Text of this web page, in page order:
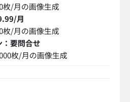
/月の画像生成
月
/月の画像生成
要問合せ
枚/月の画像生成